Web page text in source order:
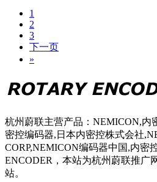
1
2
3
下一页
»
杭州蔚联主营产品：NEMICON,内
密控编码器,日本内密控株式会社
CORP,NEMICON编码器中国,内密
ENCODER，本站为杭州蔚联推广
站。